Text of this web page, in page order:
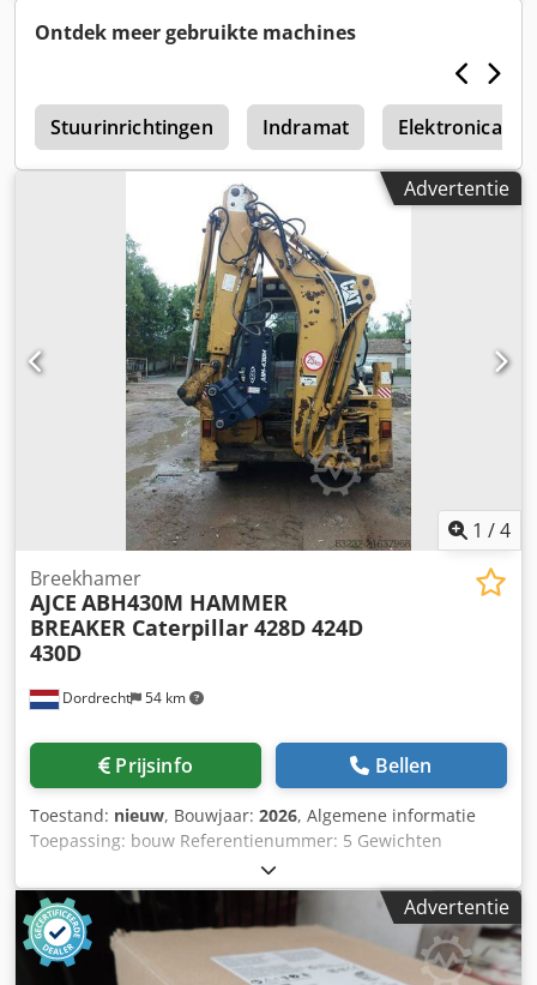
Kettingbreedte ca.: 18-15 mm Cedpfxezryp Hj Agrjha -
Ontdek meer gebruikte machines
Stuurinrichtingen Indramat Elektronica
Advertentie
1 /4
Dordrecht 54 km
Breekhamer
AJCE ABH430M HAMMER
BREAKER Caterpillar 428D 424D
430D
Prijsinfo Bellen
Toestand: nieuw, Bouwjaar: 2026, Algemene informatie
Toepassing: bouw Referentienummer: 5 Gewichten
Leeggewicht: 450 kg Functioneel Chodpfx Agsyym Iuerea
Afmetingen laadruimte: 150 x 71 x 80 cm CE-markering: ja
Staat Algemene staat: zeer goed Technische staat: zeer
goed Optische staat: zeer goed Aanvullende informatie
Geschikt voor de volgende machines: 5-12 ton
Advertentie